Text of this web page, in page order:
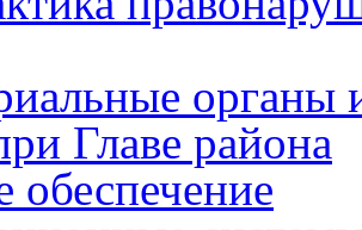
органы
Главе района
обеспечение